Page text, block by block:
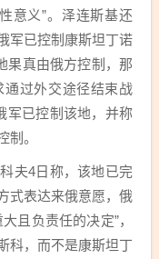
意义”。泽连斯基还
军已控制康斯坦丁诺
果真由俄方控制，那
通过外交途径结束战
军已控制该地，并称
制。
夫4日称，该地已完
式表达来俄意愿，俄
且负责任的决定”，
科，而不是康斯坦丁